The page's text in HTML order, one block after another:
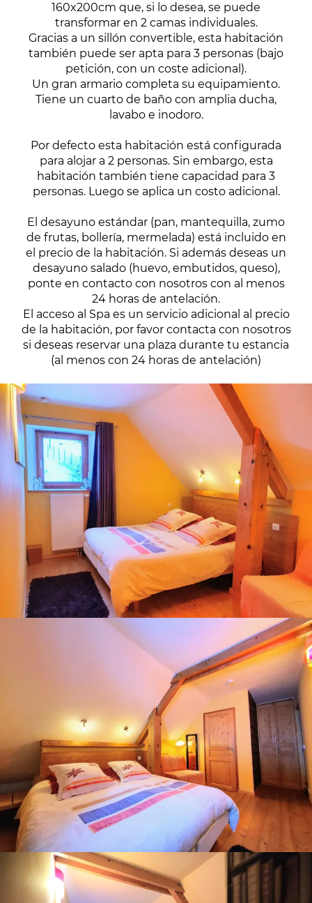
160x200cm que, si lo desea, se puede
transformar en 2 camas individuales.
Gracias a un sillón convertible, esta habitación
también puede ser apta para 3 personas (bajo
petición, con un coste adicional).
Un gran armario completa su equipamiento.
Tiene un cuarto de baño con amplia ducha,
lavabo e inodoro.
Por defecto esta habitación está configurada
para alojar a 2 personas. Sin embargo, esta
habitación también tiene capacidad para 3
personas. Luego se aplica un costo adicional.
El desayuno estándar (pan, mantequilla, zumo
de frutas, bollería, mermelada) está incluido en
el precio de la habitación. Si además deseas un
desayuno salado (huevo, embutidos, queso),
ponte en contacto con nosotros con al menos
24 horas de antelación.
El acceso al Spa es un servicio adicional al precio
de la habitación, por favor contacta con nosotros
si deseas reservar una plaza durante tu estancia
(al menos con 24 horas de antelación)